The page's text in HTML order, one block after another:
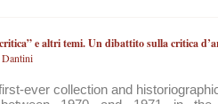
e altri temi. Un dibattito sulla critica
ever collection and